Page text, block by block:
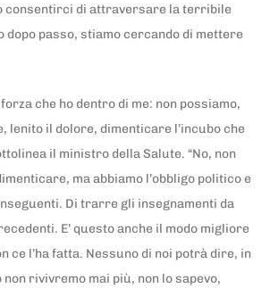
consentirci di attraversare la terribile
dopo passo, stiamo cercando di mettere
che ho dentro di me: non possiamo,
lenito il dolore, dimenticare l’incubo che
il ministro della Salute. “No, non
ma abbiamo l’obbligo politico e
Di trarre gli insegnamenti da
E’ questo anche il modo migliore
ce l’ha fatta. Nessuno di noi potrà dire, in
rivivremo mai più, non lo sapevo,